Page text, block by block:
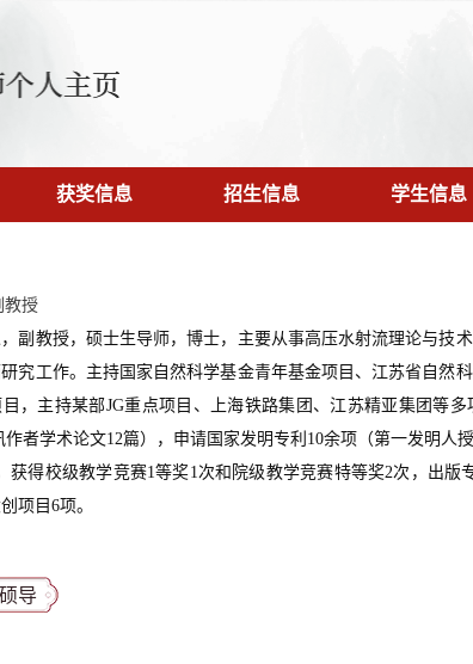
获奖信息 招生信息 学生信息
教授
副教授，硕士生导师，博士，主要从事高压水射流理论与技
究工作。主持国家自然科学基金青年基金项目、江苏省自然
，主持某部JG重点项目、上海铁路集团、江苏精亚集团等
作者学术论文12篇），申请国家发明专利10余项（第一发明人
获得校级教学竞赛1等奖1次和院级教学竞赛特等奖2次，出版
项目6项。
导